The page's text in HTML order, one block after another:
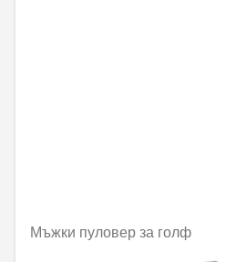
Мъжки пуловер за голф